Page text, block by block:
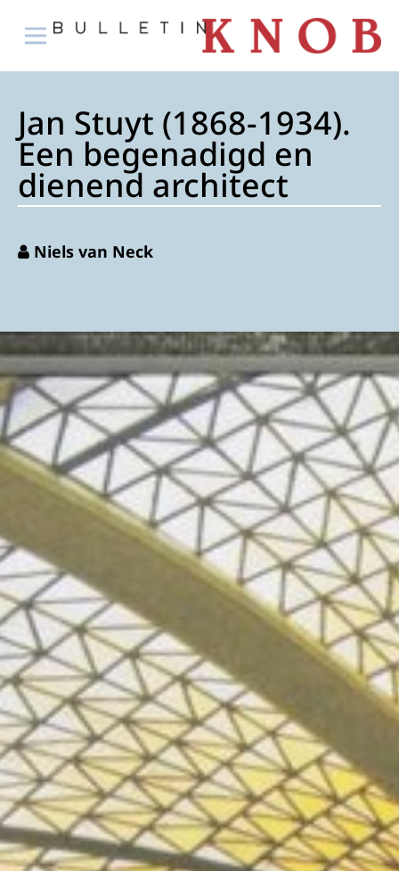
Jan Stuyt (1868-1934).
Een begenadigd en
dienend architect
Niels van Neck